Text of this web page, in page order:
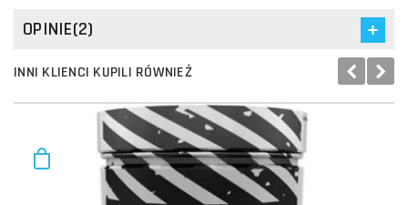
OPINIE(2)
INNI KLIENCI KUPILI RÓWNIEŻ